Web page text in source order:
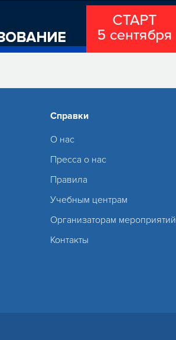
Справки
О нас
Пресса о нас
Правила
Учебным центрам
Организаторам мероприятий
Контакты